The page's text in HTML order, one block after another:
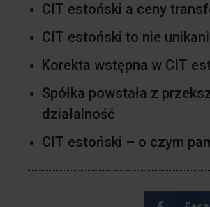
CIT estoński a ceny
CIT estoński to nie
Korekta wstępna w CIT
Spółka powstała z
działalność
CIT estoński – o czym